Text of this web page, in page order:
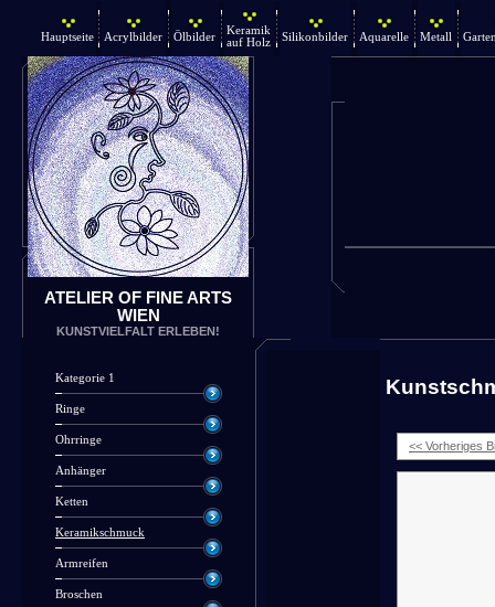
Hauptseite Acrylbilder Ölbilder
Keramik
auf Holz
Silikonbilder Aquarelle Metall
ATELIER OF FINE ARTS
WIEN
KUNSTVIELFALT ERLEBEN!
Kategorie 1
Ringe
Ohrringe
Anhänger
Ketten
Keramikschmuck
Armreifen
Broschen
<< Vorheriges